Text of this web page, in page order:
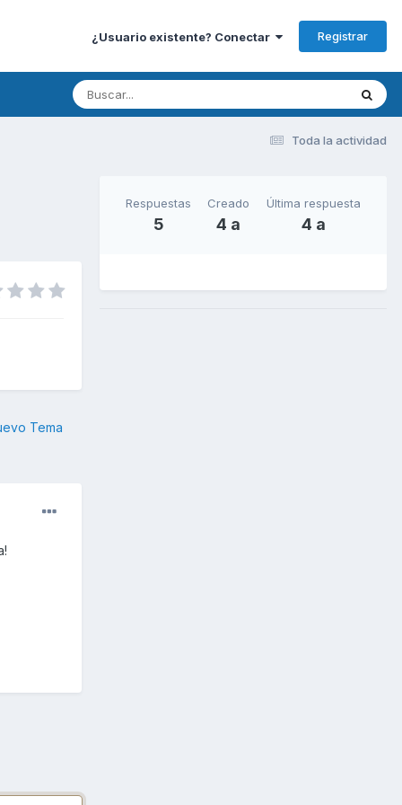
¿Usuario existente? Conectar Registrar
Toda la actividad
Tema
Respuestas
5
Creado
4 a
Última respuesta
4 a